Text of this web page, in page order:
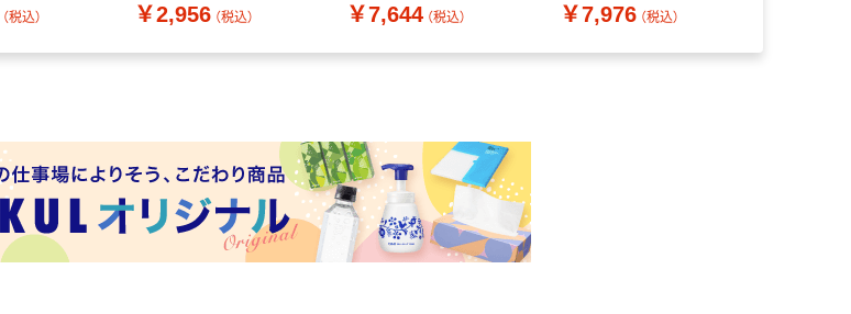
（税込） ￥2,956 （税込） ￥7,644 （税込） ￥7,976 （税込）